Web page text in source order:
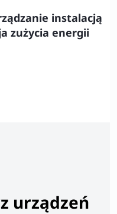
instalacją
zużycia energii
urządzeń